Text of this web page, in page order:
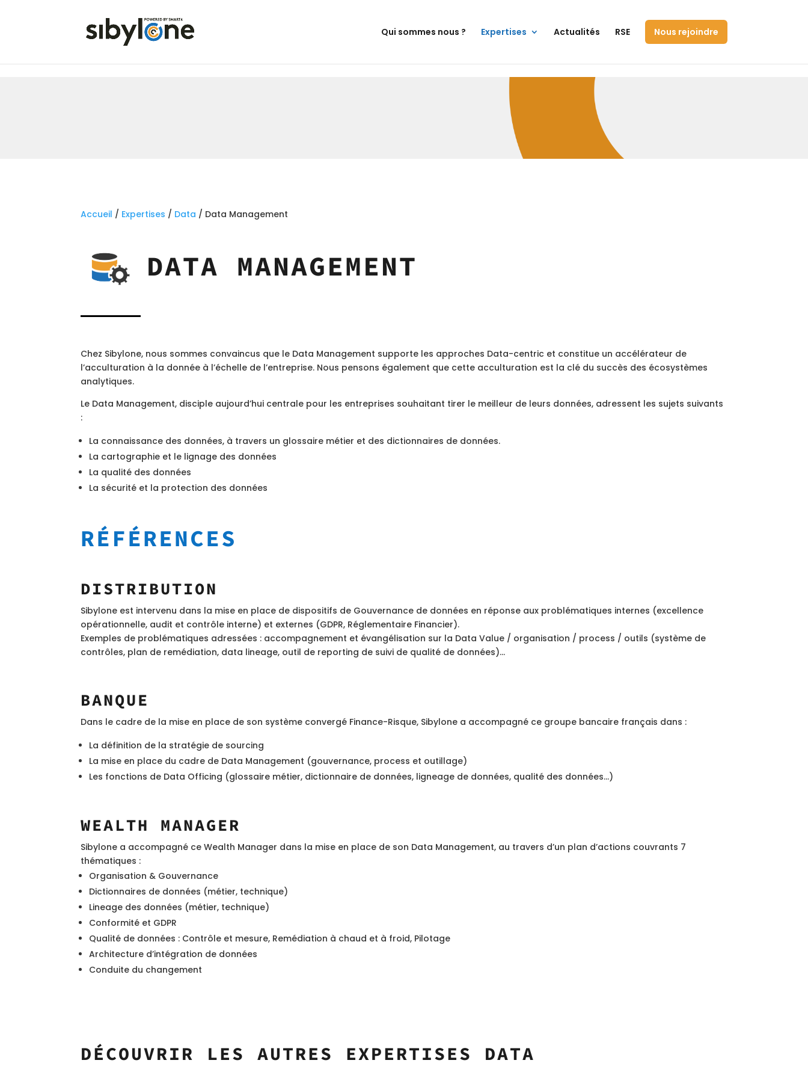
Qui sommes nous ? Expertises Actualités RSE Nous rejoindre
Accueil / Expertises / Data / Data Management
DATA MANAGEMENT
Chez Sibylone, nous sommes convaincus que le Data Management supporte les approches Data-centric et constitue un accélérateur de
l’acculturation à la donnée à l’échelle de l’entreprise. Nous pensons également que cette acculturation est la clé du succès des écosystèmes
analytiques.
Le Data Management, disciple aujourd’hui centrale pour les entreprises souhaitant tirer le meilleur de leurs données, adressent les sujets suivants
:
La connaissance des données, à travers un glossaire métier et des dictionnaires de données.
La cartographie et le lignage des données
La qualité des données
La sécurité et la protection des données
RÉFÉRENCES
DISTRIBUTION
Sibylone est intervenu dans la mise en place de dispositifs de Gouvernance de données en réponse aux problématiques internes (excellence
opérationnelle, audit et contrôle interne) et externes (GDPR, Réglementaire Financier).
Exemples de problématiques adressées : accompagnement et évangélisation sur la Data Value / organisation / process / outils (système de
contrôles, plan de remédiation, data lineage, outil de reporting de suivi de qualité de données)…
BANQUE
Dans le cadre de la mise en place de son système convergé Finance-Risque, Sibylone a accompagné ce groupe bancaire français dans :
La définition de la stratégie de sourcing
La mise en place du cadre de Data Management (gouvernance, process et outillage)
Les fonctions de Data Officing (glossaire métier, dictionnaire de données, ligneage de données, qualité des données…)
WEALTH MANAGER
Sibylone a accompagné ce Wealth Manager dans la mise en place de son Data Management, au travers d’un plan d’actions couvrants 7
thématiques :
Organisation & Gouvernance
Dictionnaires de données (métier, technique)
Lineage des données (métier, technique)
Conformité et GDPR
Qualité de données : Contrôle et mesure, Remédiation à chaud et à froid, Pilotage
Architecture d’intégration de données
Conduite du changement
DÉCOUVRIR LES AUTRES EXPERTISES DATA